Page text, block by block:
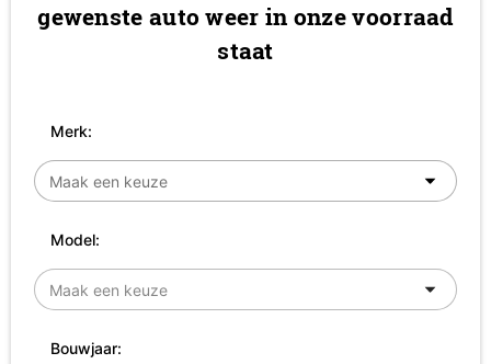
gewenste auto weer in onze voorraad
staat
Merk:
Model:
Bouwjaar: